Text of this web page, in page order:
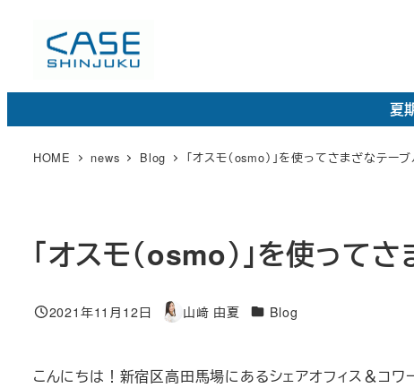
コ
夏
HOME news Blog 「オスモ（osmo）」を使ってさまざなテー
「オスモ（osmo）」を使って
投稿日
2021年11月12日
著
山﨑 由夏
カ
リ
Blog
こんにちは！新宿区高田馬場にあるシェアオフィス＆コ